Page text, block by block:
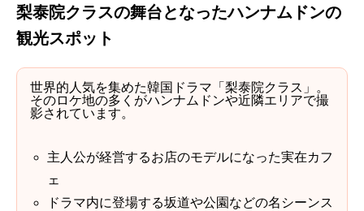
梨泰院クラスの舞台となったハンナムドンの
観光スポット
世界的人気を集めた韓国ドラマ「梨泰院クラス」。
そのロケ地の多くがハンナムドンや近隣エリアで撮
影されています。
主人公が経営するお店のモデルになった実在カフ
ェ
ドラマ内に登場する坂道や公園などの名シーンス